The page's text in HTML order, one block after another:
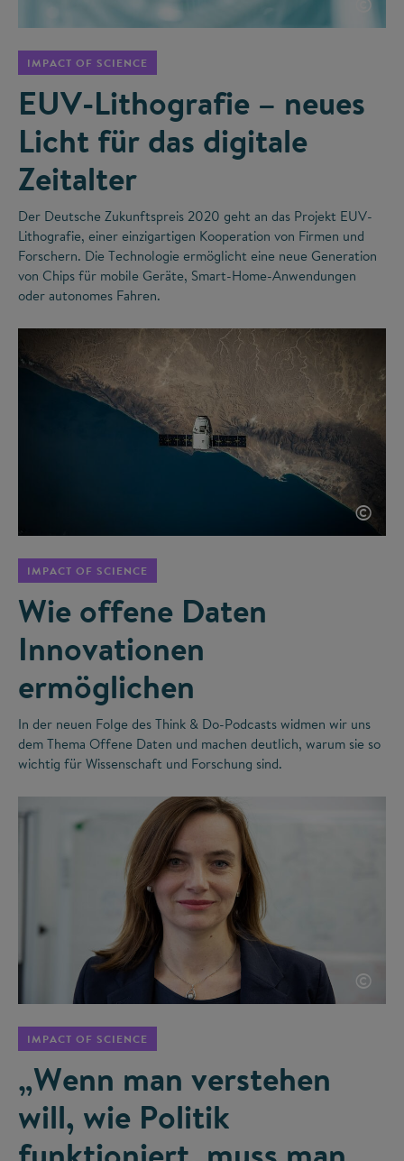
IMPACT OF SCIENCE
EUV-Lithografie – neues
Licht für das digitale
Zeitalter
Der Deutsche Zukunftspreis 2020 geht an das Projekt EUV-
Lithografie, einer einzigartigen Kooperation von Firmen und
Forschern. Die Technologie ermöglicht eine neue Generation
von Chips für mobile Geräte, Smart-Home-Anwendungen
oder autonomes Fahren.
©
IMPACT OF SCIENCE
Wie offene Daten
Innovationen
ermöglichen
In der neuen Folge des Think & Do-Podcasts widmen wir uns
dem Thema Offene Daten und machen deutlich, warum sie so
wichtig für Wissenschaft und Forschung sind.
©
IMPACT OF SCIENCE
„Wenn man verstehen
will, wie Politik